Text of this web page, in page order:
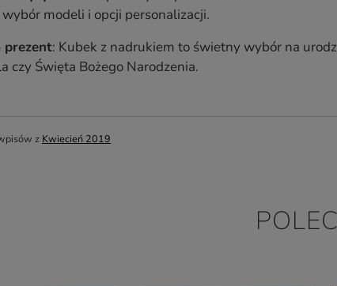
modeli i opcji personalizacji.
prezent: Kubek z nadrukiem to świetny wybór na
czy Święta Bożego Narodzenia.
z Kwiecień 2019